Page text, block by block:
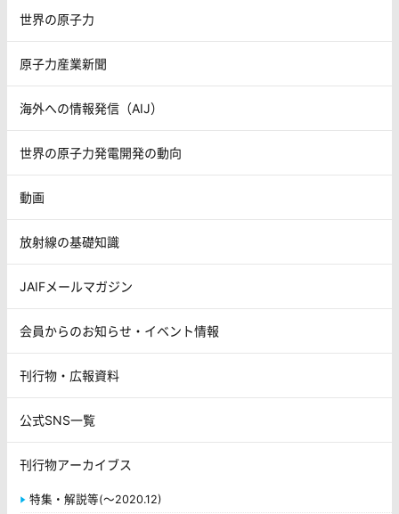
世界の原子力
原子力産業新聞
海外への情報発信（AIJ）
世界の原子力発電開発の動向
動画
放射線の基礎知識
JAIFメールマガジン
会員からのお知らせ・イベント情報
刊行物・広報資料
公式SNS一覧
刊行物アーカイブス
特集・解説等(～2020.12)